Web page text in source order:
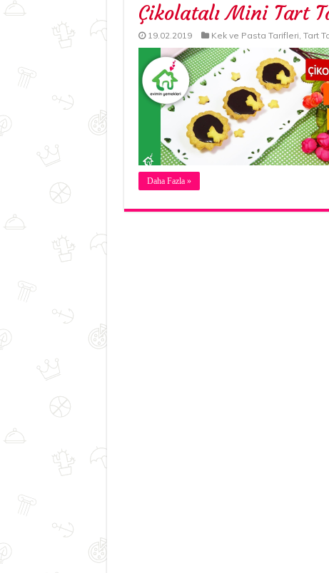
Çikolatalı Mini Tart
19.02.2019 Kek ve Pasta Tarifleri, Tart
Daha Fazla »